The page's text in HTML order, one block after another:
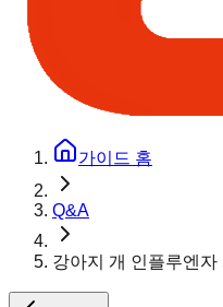
가이드 홈
Q&A
강아지 개 인플루엔